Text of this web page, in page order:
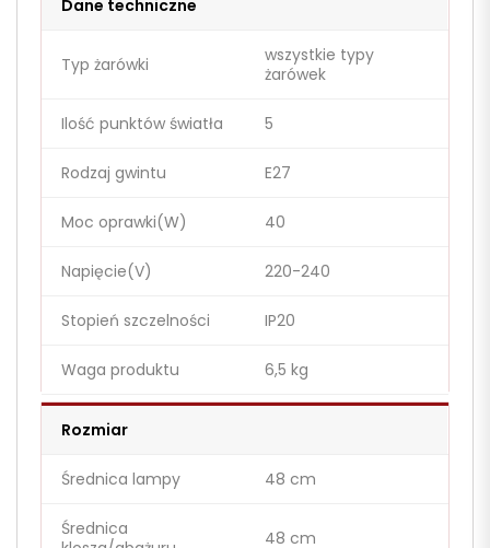
Dane techniczne
Typ żarówki
wszystkie typy
żarówek
Ilość punktów światła 5
Rodzaj gwintu E27
Moc oprawki(W) 40
Napięcie(V) 220-240
Stopień szczelności IP20
Waga produktu 6,5 kg
Rozmiar
Średnica lampy 48 cm
Średnica
48 cm